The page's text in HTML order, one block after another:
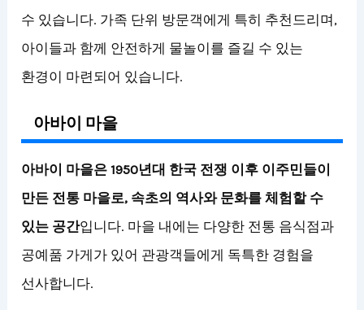
수 있습니다. 가족 단위 방문객에게 특히 추천드리며,
아이들과 함께 안전하게 물놀이를 즐길 수 있는
환경이 마련되어 있습니다.
아바이 마을
아바이 마을은 1950년대 한국 전쟁 이후 이주민들이
만든 전통 마을로, 속초의 역사와 문화를 체험할 수
있는 공간입니다. 마을 내에는 다양한 전통 음식점과
공예품 가게가 있어 관광객들에게 독특한 경험을
선사합니다.